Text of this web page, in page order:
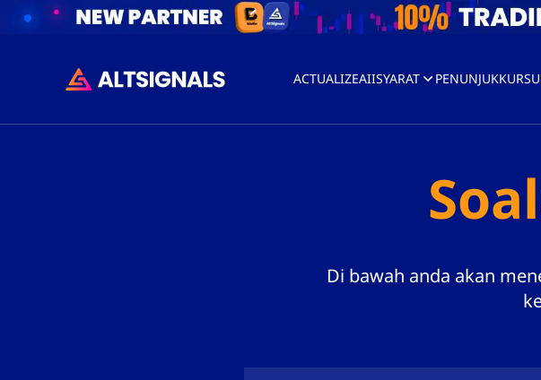
ACTUALIZEAIISYARAT PENUNJUK
Di bawah anda akan